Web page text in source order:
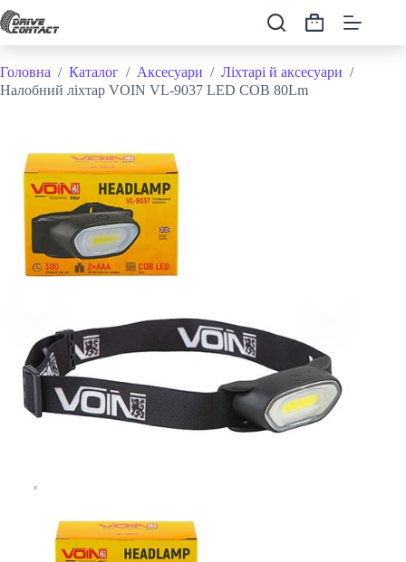
Перейти
до
Кошик
Головна / Каталог / Аксесуари / Ліхтарі й аксесуари /
Налобний ліхтар VOIN VL-9037 LED COB 80Lm